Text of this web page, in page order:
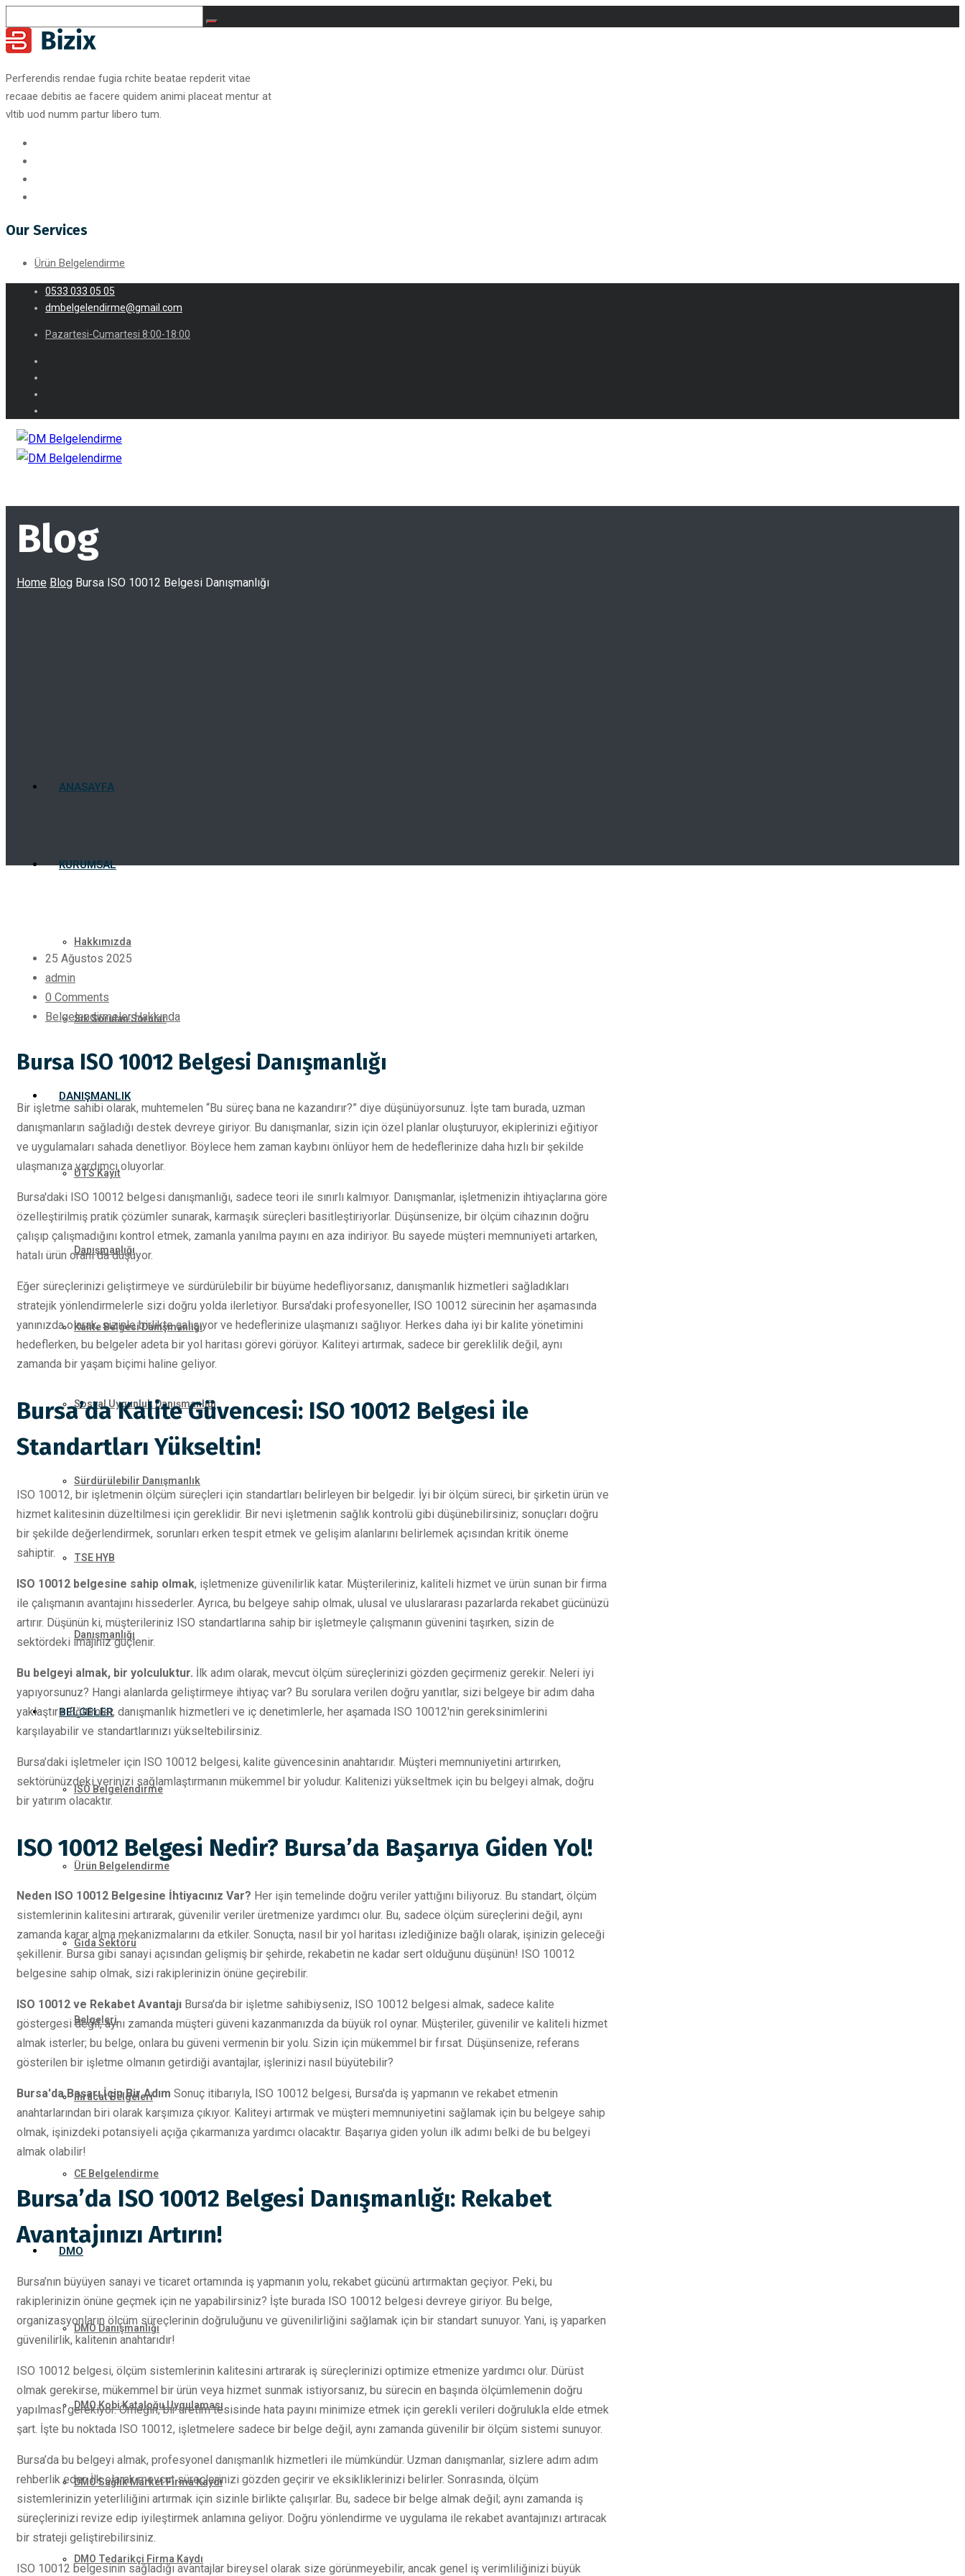
Perferendis rendae fugia rchite beatae repderit vitae
recaae debitis ae facere quidem animi placeat mentur at
vltib uod numm partur libero tum.
Our Services
Ürün Belgelendirme
0533 033 05 05
dmbelgelendirme@gmail.com
Pazartesi-Cumartesi 8:00-18:00
ANASAYFA
KURUMSAL
Hakkımızda
Sık Sorulan Sorular
DANIŞMANLIK
ÜTS Kayıt
Danışmanlığı
Kalite Belgesi Danışmanlığı
Sosyal Uygunluk Danışmanlığı
Sürdürülebilir Danışmanlık
TSE HYB
Danışmanlığı
BELGELER
ISO Belgelendirme
Ürün Belgelendirme
Gıda Sektörü
Belgeleri
İhracat Belgeleri
CE Belgelendirme
DMO
DMO Danışmanlığı
DMO Kobi Kataloğu Uygulaması
DMO Sağlık Market Firma Kaydı
DMO Tedarikçi Firma Kaydı
Blog
Home Blog Bursa ISO 10012 Belgesi Danışmanlığı
25 Ağustos 2025
admin
0 Comments
Belgelendirmeler Hakkında
Bursa ISO 10012 Belgesi Danışmanlığı
Bir işletme sahibi olarak, muhtemelen “Bu süreç bana ne kazandırır?” diye düşünüyorsunuz. İşte tam burada, uzman
danışmanların sağladığı destek devreye giriyor. Bu danışmanlar, sizin için özel planlar oluşturuyor, ekiplerinizi eğitiyor
ve uygulamaları sahada denetliyor. Böylece hem zaman kaybını önlüyor hem de hedeflerinize daha hızlı bir şekilde
ulaşmanıza yardımcı oluyorlar.
Bursa'daki ISO 10012 belgesi danışmanlığı, sadece teori ile sınırlı kalmıyor. Danışmanlar, işletmenizin ihtiyaçlarına göre
özelleştirilmiş pratik çözümler sunarak, karmaşık süreçleri basitleştiriyorlar. Düşünsenize, bir ölçüm cihazının doğru
çalışıp çalışmadığını kontrol etmek, zamanla yanılma payını en aza indiriyor. Bu sayede müşteri memnuniyeti artarken,
hatalı ürün oranı da düşüyor.
Eğer süreçlerinizi geliştirmeye ve sürdürülebilir bir büyüme hedefliyorsanız, danışmanlık hizmetleri sağladıkları
stratejik yönlendirmelerle sizi doğru yolda ilerletiyor. Bursa'daki profesyoneller, ISO 10012 sürecinin her aşamasında
yanınızda olarak, sizinle birlikte çalışıyor ve hedeflerinize ulaşmanızı sağlıyor. Herkes daha iyi bir kalite yönetimini
hedeflerken, bu belgeler adeta bir yol haritası görevi görüyor. Kaliteyi artırmak, sadece bir gereklilik değil, aynı
zamanda bir yaşam biçimi haline geliyor.
Bursa’da Kalite Güvencesi: ISO 10012 Belgesi ile
Standartları Yükseltin!
ISO 10012, bir işletmenin ölçüm süreçleri için standartları belirleyen bir belgedir. İyi bir ölçüm süreci, bir şirketin ürün ve
hizmet kalitesinin düzeltilmesi için gereklidir. Bir nevi işletmenin sağlık kontrolü gibi düşünebilirsiniz; sonuçları doğru
bir şekilde değerlendirmek, sorunları erken tespit etmek ve gelişim alanlarını belirlemek açısından kritik öneme
sahiptir.
ISO 10012 belgesine sahip olmak, işletmenize güvenilirlik katar. Müşterileriniz, kaliteli hizmet ve ürün sunan bir firma
ile çalışmanın avantajını hissederler. Ayrıca, bu belgeye sahip olmak, ulusal ve uluslararası pazarlarda rekabet gücünüzü
artırır. Düşünün ki, müşterileriniz ISO standartlarına sahip bir işletmeyle çalışmanın güvenini taşırken, sizin de
sektördeki imajınız güçlenir.
Bu belgeyi almak, bir yolculuktur. İlk adım olarak, mevcut ölçüm süreçlerinizi gözden geçirmeniz gerekir. Neleri iyi
yapıyorsunuz? Hangi alanlarda geliştirmeye ihtiyaç var? Bu sorulara verilen doğru yanıtlar, sizi belgeye bir adım daha
yaklaştırır. Eğitimler, danışmanlık hizmetleri ve iç denetimlerle, her aşamada ISO 10012'nin gereksinimlerini
karşılayabilir ve standartlarınızı yükseltebilirsiniz.
Bursa’daki işletmeler için ISO 10012 belgesi, kalite güvencesinin anahtarıdır. Müşteri memnuniyetini artırırken,
sektörünüzdeki yerinizi sağlamlaştırmanın mükemmel bir yoludur. Kalitenizi yükseltmek için bu belgeyi almak, doğru
bir yatırım olacaktır.
ISO 10012 Belgesi Nedir? Bursa’da Başarıya Giden Yol!
Neden ISO 10012 Belgesine İhtiyacınız Var? Her işin temelinde doğru veriler yattığını biliyoruz. Bu standart, ölçüm
sistemlerinin kalitesini artırarak, güvenilir veriler üretmenize yardımcı olur. Bu, sadece ölçüm süreçlerini değil, aynı
zamanda karar alma mekanizmalarını da etkiler. Sonuçta, nasıl bir yol haritası izlediğinize bağlı olarak, işinizin geleceği
şekillenir. Bursa gibi sanayi açısından gelişmiş bir şehirde, rekabetin ne kadar sert olduğunu düşünün! ISO 10012
belgesine sahip olmak, sizi rakiplerinizin önüne geçirebilir.
ISO 10012 ve Rekabet Avantajı Bursa'da bir işletme sahibiyseniz, ISO 10012 belgesi almak, sadece kalite
göstergesi değil, aynı zamanda müşteri güveni kazanmanızda da büyük rol oynar. Müşteriler, güvenilir ve kaliteli hizmet
almak isterler; bu belge, onlara bu güveni vermenin bir yolu. Sizin için mükemmel bir fırsat. Düşünsenize, referans
gösterilen bir işletme olmanın getirdiği avantajlar, işlerinizi nasıl büyütebilir?
Bursa'da Başarı İçin Bir Adım Sonuç itibarıyla, ISO 10012 belgesi, Bursa'da iş yapmanın ve rekabet etmenin
anahtarlarından biri olarak karşımıza çıkıyor. Kaliteyi artırmak ve müşteri memnuniyetini sağlamak için bu belgeye sahip
olmak, işinizdeki potansiyeli açığa çıkarmanıza yardımcı olacaktır. Başarıya giden yolun ilk adımı belki de bu belgeyi
almak olabilir!
Bursa’da ISO 10012 Belgesi Danışmanlığı: Rekabet
Avantajınızı Artırın!
Bursa’nın büyüyen sanayi ve ticaret ortamında iş yapmanın yolu, rekabet gücünü artırmaktan geçiyor. Peki, bu
rakiplerinizin önüne geçmek için ne yapabilirsiniz? İşte burada ISO 10012 belgesi devreye giriyor. Bu belge,
organizasyonların ölçüm süreçlerinin doğruluğunu ve güvenilirliğini sağlamak için bir standart sunuyor. Yani, iş yaparken
güvenilirlik, kalitenin anahtarıdır!
ISO 10012 belgesi, ölçüm sistemlerinin kalitesini artırarak iş süreçlerinizi optimize etmenize yardımcı olur. Dürüst
olmak gerekirse, mükemmel bir ürün veya hizmet sunmak istiyorsanız, bu sürecin en başında ölçümlemenin doğru
yapılması gerekiyor. Örneğin, bir üretim tesisinde hata payını minimize etmek için gerekli verileri doğrulukla elde etmek
şart. İşte bu noktada ISO 10012, işletmelere sadece bir belge değil, aynı zamanda güvenilir bir ölçüm sistemi sunuyor.
Bursa’da bu belgeyi almak, profesyonel danışmanlık hizmetleri ile mümkündür. Uzman danışmanlar, sizlere adım adım
rehberlik eder. İlk olarak mevcut süreçlerinizi gözden geçirir ve eksikliklerinizi belirler. Sonrasında, ölçüm
sistemlerinizin yeterliliğini artırmak için sizinle birlikte çalışırlar. Bu, sadece bir belge almak değil; aynı zamanda iş
süreçlerinizi revize edip iyileştirmek anlamına geliyor. Doğru yönlendirme ve uygulama ile rekabet avantajınızı artıracak
bir strateji geliştirebilirsiniz.
ISO 10012 belgesinin sağladığı avantajlar bireysel olarak size görünmeyebilir, ancak genel iş verimliliğinizi büyük